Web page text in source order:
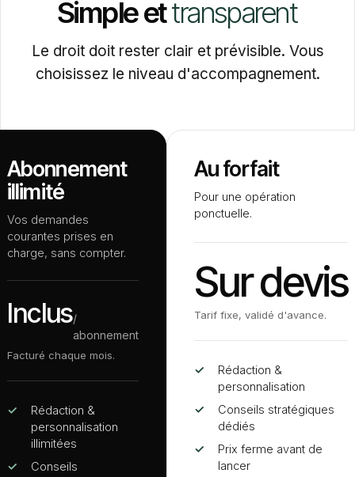
Simpleettransparent
Le droit doit rester clair et prévisible. Vous
choisissez le niveau d'accompagnement.
Abonnement
illimité
Vos demandes
courantes prises en
charge, sans compter.
Inclus/
abonnement
Facturé chaque mois.
✓ Rédaction &
personnalisation
illimitées
✓
Conseils
Au forfait
Pour une opération
ponctuelle.
Sur devis
Tarif fixe, validé d'avance.
✓ Rédaction &
personnalisation
✓
Conseils stratégiques
dédiés
✓
Prix ferme avant de
lancer